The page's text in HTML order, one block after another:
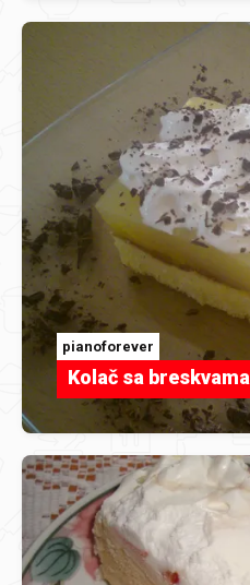
pianoforever
Kolač sa breskvama